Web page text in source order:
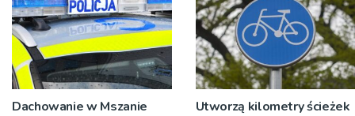
Dachowanie w Mszanie
Utworzą kilometry ścieżek